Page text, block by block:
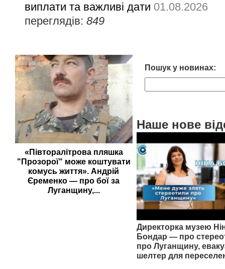
виплати та важливі дати 01.08.2026
переглядів:849
«Півторалітрова пляшка
"Прозорої" може коштувати
комусь життя». Андрій
Єременко — про бої за
Луганщину,...
Пошук у новинах:
Наше нове
Директорка музею
Бондар — про
про Луганщину,
шелтер для